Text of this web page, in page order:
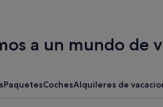
a un mundo de
PaquetesCochesAlquileres de